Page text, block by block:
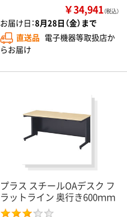
￥34,941（税込）
お届け日：8月28日（金）まで
直送品 電子機器等取扱店か
らお届け
プラス スチールOAデスク フ
ラットライン 奥行き600ｍｍ